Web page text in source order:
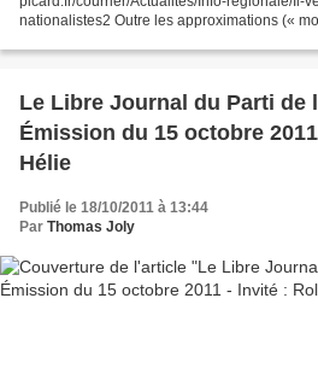
nationalistes2 Outre les approximations («
Le Libre Journal du Parti de
Émission du 15 octobre
Hélie
Publié le 18/10/2011 à 13:44
Par Thomas Joly